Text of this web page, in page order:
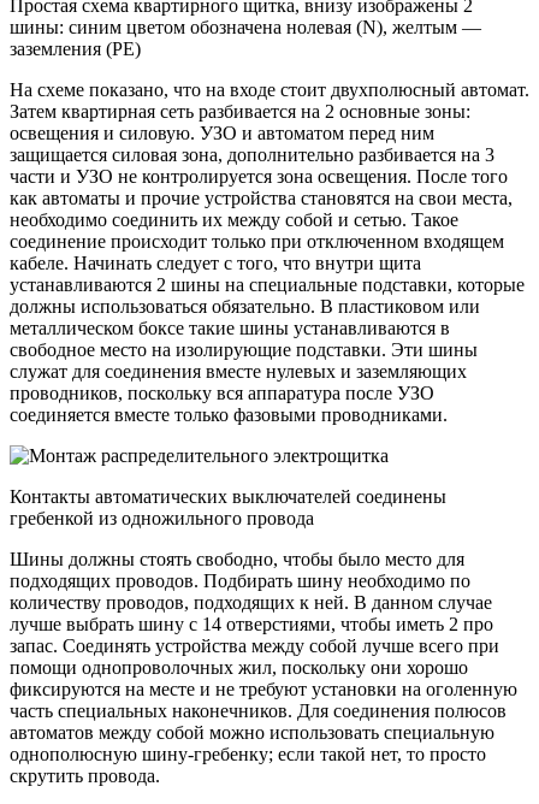
Простая схема квартирного щитка, внизу изображены 2
шины: синим цветом обозначена нолевая (N), желтым —
заземления (PE)
На схеме показано, что на входе стоит двухполюсный автомат.
Затем квартирная сеть разбивается на 2 основные зоны:
освещения и силовую. УЗО и автоматом перед ним
защищается силовая зона, дополнительно разбивается на 3
части и УЗО не контролируется зона освещения. После того
как автоматы и прочие устройства становятся на свои места,
необходимо соединить их между собой и сетью. Такое
соединение происходит только при отключенном входящем
кабеле. Начинать следует с того, что внутри щита
устанавливаются 2 шины на специальные подставки, которые
должны использоваться обязательно. В пластиковом или
металлическом боксе такие шины устанавливаются в
свободное место на изолирующие подставки. Эти шины
служат для соединения вместе нулевых и заземляющих
проводников, поскольку вся аппаратура после УЗО
соединяется вместе только фазовыми проводниками.
Контакты автоматических выключателей соединены
гребенкой из одножильного провода
Шины должны стоять свободно, чтобы было место для
подходящих проводов. Подбирать шину необходимо по
количеству проводов, подходящих к ней. В данном случае
лучше выбрать шину с 14 отверстиями, чтобы иметь 2 про
запас. Соединять устройства между собой лучше всего при
помощи однопроволочных жил, поскольку они хорошо
фиксируются на месте и не требуют установки на оголенную
часть специальных наконечников. Для соединения полюсов
автоматов между собой можно использовать специальную
однополюсную шину-гребенку; если такой нет, то просто
скрутить провода.